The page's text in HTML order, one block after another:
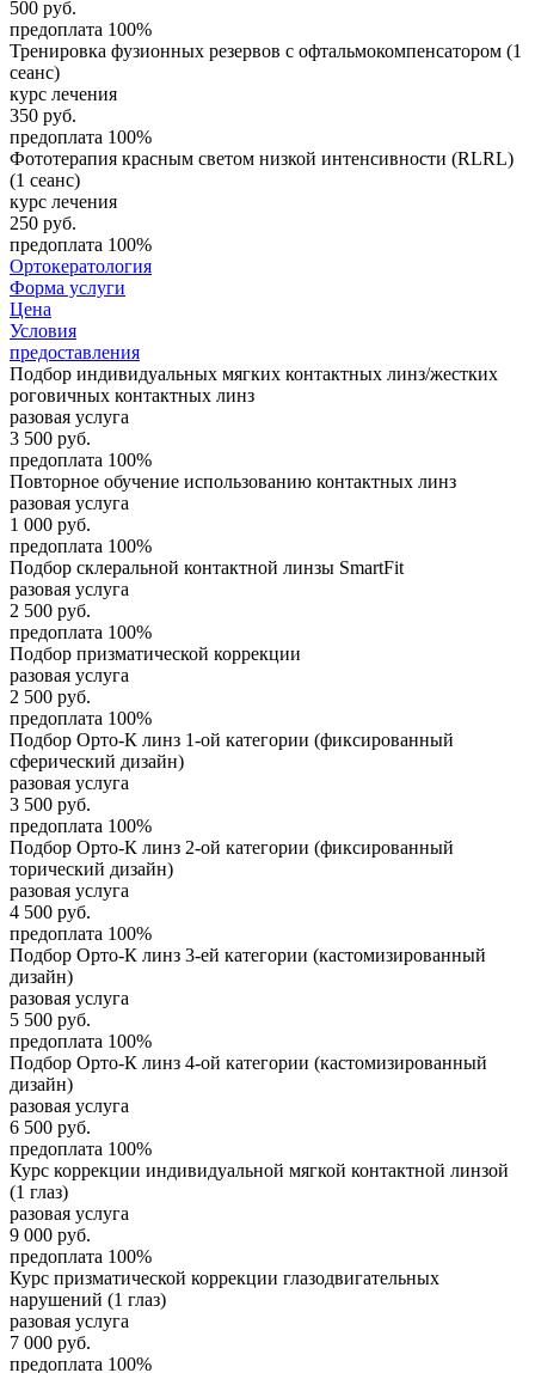
500 руб.
предоплата 100%
Тренировка фузионных резервов с офтальмокомпенсатором (1
сеанс)
курс лечения
350 руб.
предоплата 100%
Фототерапия красным светом низкой интенсивности (RLRL)
(1 сеанс)
курс лечения
250 руб.
предоплата 100%
Ортокератология
Форма услуги
Цена
Условия
предоставления
Подбор индивидуальных мягких контактных линз/жестких
роговичных контактных линз
разовая услуга
3 500 руб.
предоплата 100%
Повторное обучение использованию контактных линз
разовая услуга
1 000 руб.
предоплата 100%
Подбор склеральной контактной линзы SmartFit
разовая услуга
2 500 руб.
предоплата 100%
Подбор призматической коррекции
разовая услуга
2 500 руб.
предоплата 100%
Подбор Орто-К линз 1-ой категории (фиксированный
сферический дизайн)
разовая услуга
3 500 руб.
предоплата 100%
Подбор Орто-К линз 2-ой категории (фиксированный
торический дизайн)
разовая услуга
4 500 руб.
предоплата 100%
Подбор Орто-К линз 3-ей категории (кастомизированный
дизайн)
разовая услуга
5 500 руб.
предоплата 100%
Подбор Орто-К линз 4-ой категории (кастомизированный
дизайн)
разовая услуга
6 500 руб.
предоплата 100%
Курс коррекции индивидуальной мягкой контактной линзой
(1 глаз)
разовая услуга
9 000 руб.
предоплата 100%
Курс призматической коррекции глазодвигательных
нарушений (1 глаз)
разовая услуга
7 000 руб.
предоплата 100%